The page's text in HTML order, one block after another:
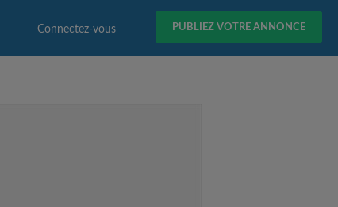
PUBLIEZ VOTRE ANNONCE
Connectez-vous